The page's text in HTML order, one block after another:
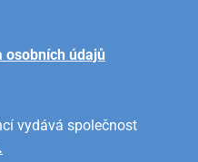
osobních údajů
vydává společnost